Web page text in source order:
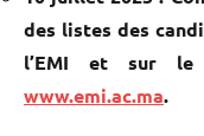
des listes des
l’EMI et sur
www.emi.ac.ma.